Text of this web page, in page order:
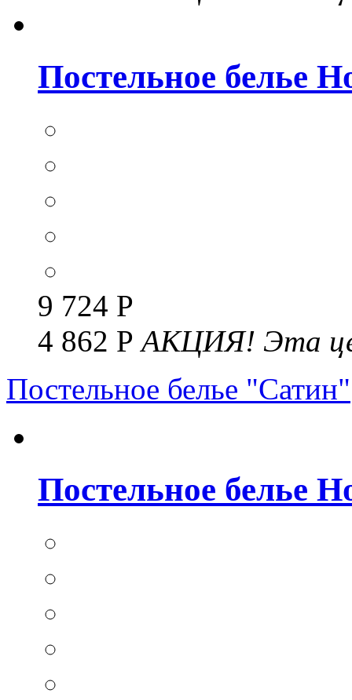
Постельное белье
9 724 Р
4 862 РАКЦИЯ! Эта
Постельное белье "Сатин"
Постельное белье